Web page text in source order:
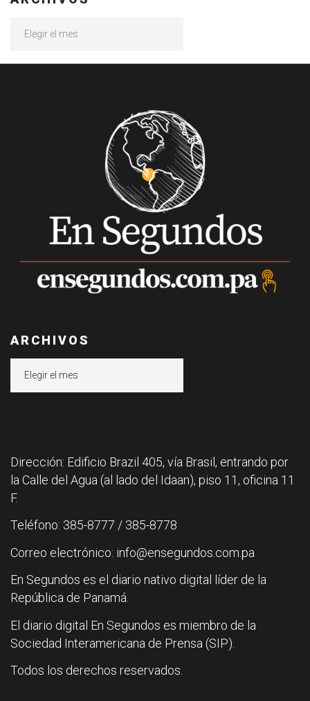
ARCHIVOS
Dirección: Edificio Brazil 405, vía Brasil, entrando por
la Calle del Agua (al lado del Idaan), piso 11, oficina 11
F.
Teléfono: 385-8777 / 385-8778
Correo electrónico: info@ensegundos.com.pa
En Segundos es el diario nativo digital líder de la
República de Panamá.
El diario digital En Segundos es miembro de la
Sociedad Interamericana de Prensa (SIP).
Todos los derechos reservados.